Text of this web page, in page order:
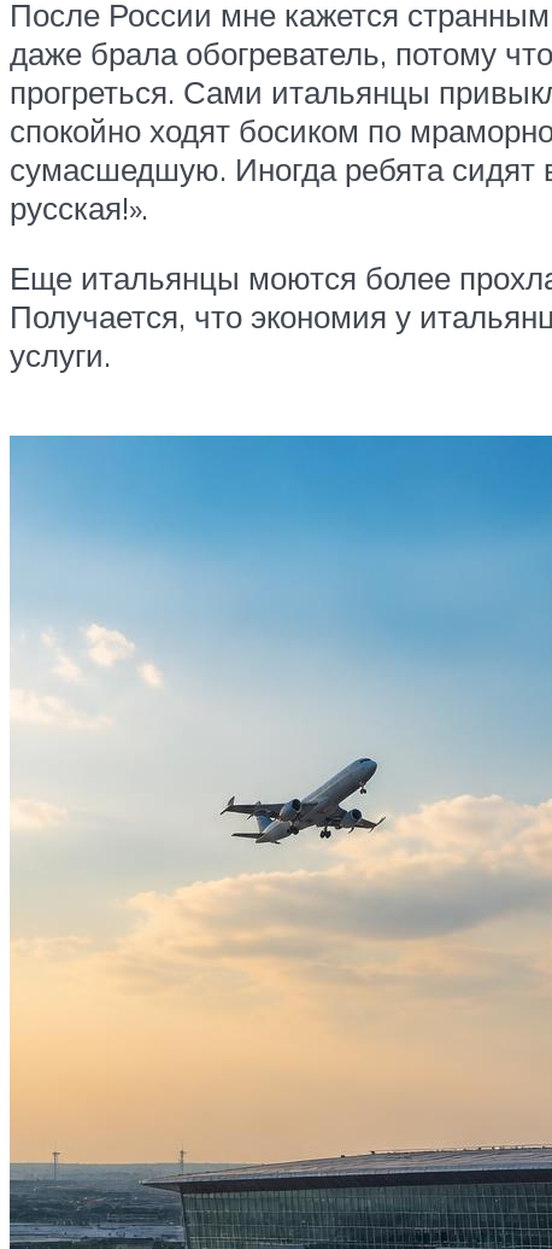
После России мне кажется
даже брала обогреватель, потому
прогреться. Сами итальянцы
спокойно ходят босиком по
сумасшедшую. Иногда ребята сидят
русская!».
Еще итальянцы моются более
Получается, что экономия у
услуги.